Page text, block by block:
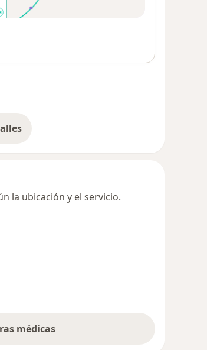
dirección
la ubicación y el servicio.
médicas